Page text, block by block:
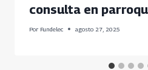
consulta en
Por Fundelec agosto 27, 2025